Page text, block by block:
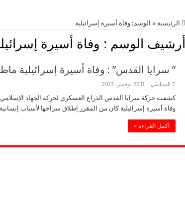
الرئيسية » الوسم:وفاة أسيرة إسرائيلية
أرشيف الوسم : وفاة أسيرة
” سرايا القدس” : وفاة أسيرة إسرائيلية
السياسي 22 نوفمبر، 2023
كشفت حركة سرايا القدس الذراع العسكري لحركة الجهاد
وفاة أسيرة إسرائيلية كان من المقرر إطلاق سراحها لأسباب
أكمل القراءة »